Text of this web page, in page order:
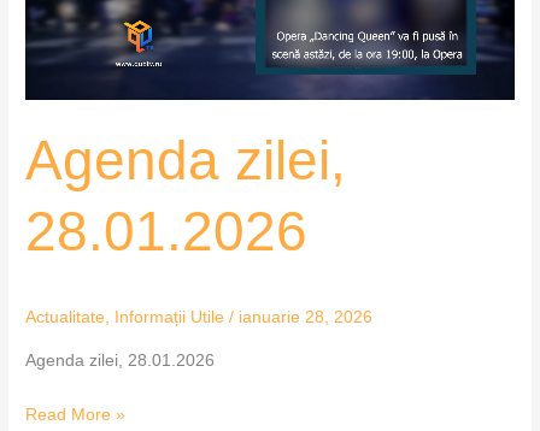
Agenda zilei,
28.01.2026
Actualitate, Informații Utile / ianuarie 28, 2026
Agenda zilei, 28.01.2026
Read More »